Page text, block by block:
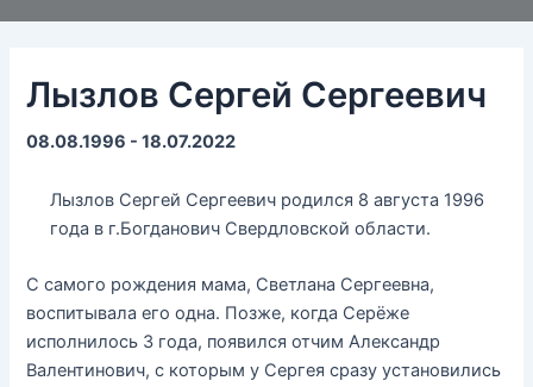
Лызлов Сергей Сергеевич
08.08.1996 - 18.07.2022
Лызлов Сергей Сергеевич родился 8 августа 1996
года в г.Богданович Свердловской области.
С самого рождения мама, Светлана Сергеевна,
воспитывала его одна. Позже, когда Серёже
исполнилось 3 года, появился отчим Александр
Валентинович, с которым у Сергея сразу установились